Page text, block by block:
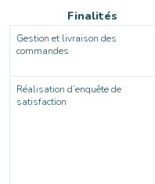
Finalités
Gestion et livraison des
commandes
Réalisation d’enquête de
satisfaction